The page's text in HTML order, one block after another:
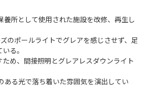
養所として使用された施設を改修、再生し
のポールライトでグレアを感じさせず、足
る。
め、間接照明とグレアレスダウンライト
ある光で落ち着いた雰囲気を演出してい